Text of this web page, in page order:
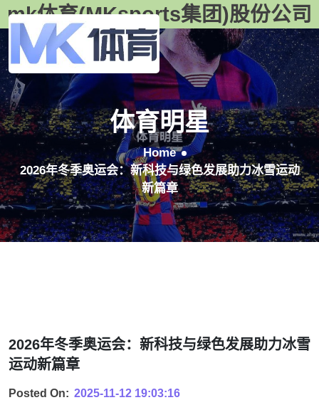
mk体育(MKsports集团)股份公司
体育明星
Home
2026年冬季奥运会：新科技与绿色发展助力冰雪运动
新篇章
2026年冬季奥运会：新科技与绿色发展助力冰雪
运动新篇章
Posted On: 2025-11-12 19:03:16